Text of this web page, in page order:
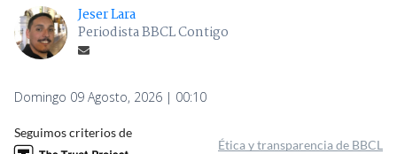
Jeser Lara
Periodista BBCL Contigo
Domingo 09 Agosto, 2026 | 00:10
Seguimos criterios de
Ética y transparencia de BBCL